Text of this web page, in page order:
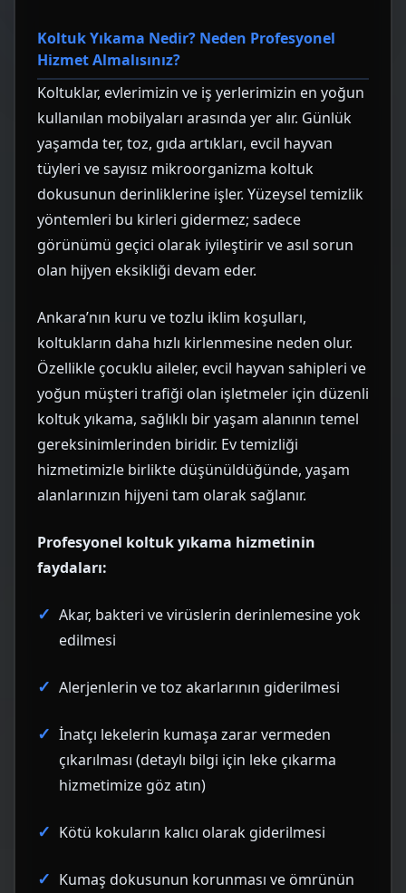
Koltuk Yıkama Nedir? Neden Profesyonel
Hizmet Almalısınız?
Koltuklar, evlerimizin ve iş yerlerimizin en yoğun
kullanılan mobilyaları arasında yer alır. Günlük
yaşamda ter, toz, gıda artıkları, evcil hayvan
tüyleri ve sayısız mikroorganizma koltuk
dokusunun derinliklerine işler. Yüzeysel temizlik
yöntemleri bu kirleri gidermez; sadece
görünümü geçici olarak iyileştirir ve asıl sorun
olan hijyen eksikliği devam eder.
Ankara’nın kuru ve tozlu iklim koşulları,
koltukların daha hızlı kirlenmesine neden olur.
Özellikle çocuklu aileler, evcil hayvan sahipleri ve
yoğun müşteri trafiği olan işletmeler için düzenli
koltuk yıkama, sağlıklı bir yaşam alanının temel
gereksinimlerinden biridir. Ev temizliği
hizmetimizle birlikte düşünüldüğünde, yaşam
alanlarınızın hijyeni tam olarak sağlanır.
Profesyonel koltuk yıkama hizmetinin
faydaları:
Akar, bakteri ve virüslerin derinlemesine yok
edilmesi
Alerjenlerin ve toz akarlarının giderilmesi
İnatçı lekelerin kumaşa zarar vermeden
çıkarılması (detaylı bilgi için leke çıkarma
hizmetimize göz atın)
Kötü kokuların kalıcı olarak giderilmesi
Kumaş dokusunun korunması ve ömrünün